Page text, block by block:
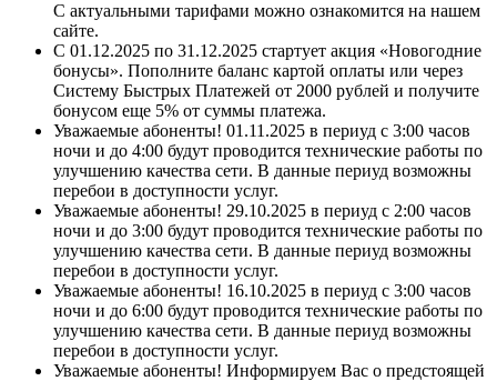
С актуальными тарифами можно ознакомится на нашем
сайте.
С 01.12.2025 по 31.12.2025 стартует акция «Новогодние
бонусы». Пополните баланс картой оплаты или через
Систему Быстрых Платежей от 2000 рублей и получите
бонусом еще 5% от суммы платежа.
Уважаемые абоненты! 01.11.2025 в периуд с 3:00 часов
ночи и до 4:00 будут проводится технические работы по
улучшению качества сети. В данные периуд возможны
перебои в доступности услуг.
Уважаемые абоненты! 29.10.2025 в периуд с 2:00 часов
ночи и до 3:00 будут проводится технические работы по
улучшению качества сети. В данные периуд возможны
перебои в доступности услуг.
Уважаемые абоненты! 16.10.2025 в периуд с 3:00 часов
ночи и до 6:00 будут проводится технические работы по
улучшению качества сети. В данные периуд возможны
перебои в доступности услуг.
Уважаемые абоненты! Информируем Вас о предстоящей